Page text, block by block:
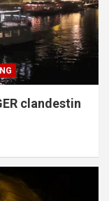
clandestin